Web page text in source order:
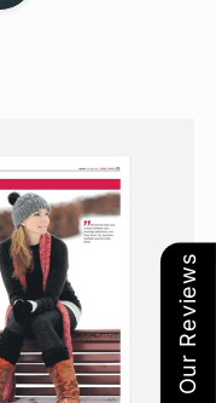
Our Reviews